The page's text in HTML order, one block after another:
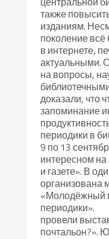
также
изданиям.
поколение
в интернете,
актуальными.
на вопросы,
доказали, что
запоминание
периодики в
9 по 13
интересном
и газете». В
организована
«Молодёжный
периодики».
провели
почтальон?».